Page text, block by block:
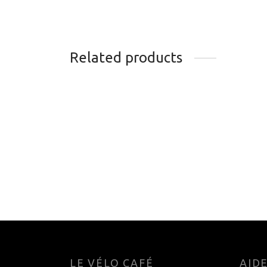
Related products
Add
LE VÉLO CAFÉ AIDE